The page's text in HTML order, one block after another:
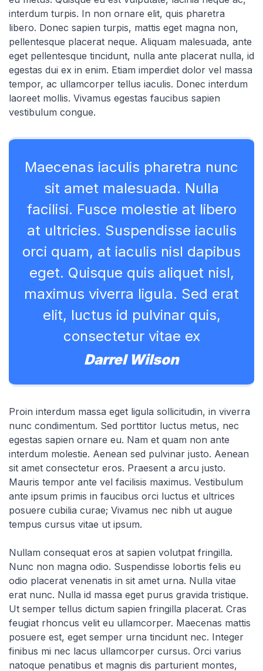
interdum turpis. In non ornare elit, quis pharetra
libero. Donec sapien turpis, mattis eget magna non,
pellentesque placerat neque. Aliquam malesuada, ante
eget pellentesque tincidunt, nulla ante placerat nulla, id
egestas dui ex in enim. Etiam imperdiet dolor vel massa
tempor, ac ullamcorper tellus iaculis. Donec interdum
laoreet mollis. Vivamus egestas faucibus sapien
vestibulum congue.
Maecenas iaculis pharetra nunc
sit amet malesuada. Nulla
facilisi. Fusce molestie at libero
at ultricies. Suspendisse iaculis
orci quam, at iaculis nisl dapibus
eget. Quisque quis aliquet nisl,
maximus viverra ligula. Sed erat
elit, luctus id pulvinar quis,
consectetur vitae ex
Darrel Wilson
Proin interdum massa eget ligula sollicitudin, in viverra
nunc condimentum. Sed porttitor luctus metus, nec
egestas sapien ornare eu. Nam et quam non ante
interdum molestie. Aenean sed pulvinar justo. Aenean
sit amet consectetur eros. Praesent a arcu justo.
Mauris tempor ante vel facilisis maximus. Vestibulum
ante ipsum primis in faucibus orci luctus et ultrices
posuere cubilia curae; Vivamus nec nibh ut augue
tempus cursus vitae ut ipsum.
Nullam consequat eros at sapien volutpat fringilla.
Nunc non magna odio. Suspendisse lobortis felis eu
odio placerat venenatis in sit amet urna. Nulla vitae
erat nunc. Nulla id massa eget purus gravida tristique.
Ut semper tellus dictum sapien fringilla placerat. Cras
feugiat rhoncus velit eu ullamcorper. Maecenas mattis
posuere est, eget semper urna tincidunt nec. Integer
finibus mi nec lacus ullamcorper cursus. Orci varius
natoque penatibus et magnis dis parturient montes,